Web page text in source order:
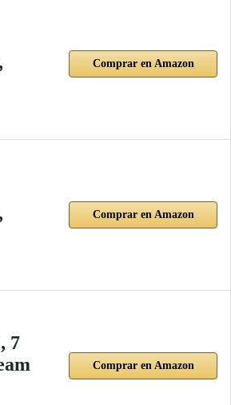
Comprar en Amazon
Comprar en Amazon
7
Comprar en Amazon